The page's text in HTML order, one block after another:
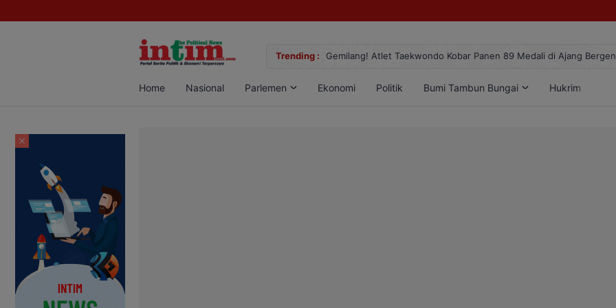
Trending :
Sabu di Pangkalan Bun, Dua Pelaku Diamankan Gemilang! Atlet Taekwondo Kobar Panen 89 Medali di Ajang
Home Nasional Parlemen Ekonomi Politik Bumi Tambun Bungai Hukrim